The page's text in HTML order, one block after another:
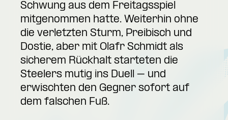
Schwung aus dem Freitagsspiel
mitgenommen hatte. Weiterhin ohne
die verletzten Sturm, Preibisch und
Dostie, aber mit Olafr Schmidt als
sicherem Rückhalt starteten die
Steelers mutig ins Duell – und
erwischten den Gegner sofort auf
dem falschen Fuß.